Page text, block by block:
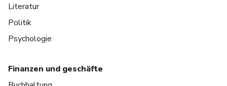
Literatur
Politik
Psychologie
Finanzen und geschäfte